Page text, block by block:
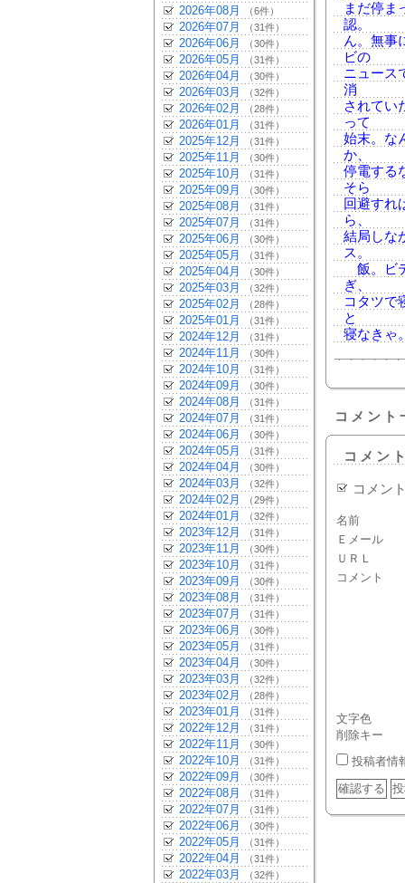
2026年08月 （6件）
2026年07月 （31件）
2026年06月 （30件）
2026年05月 （31件）
2026年04月 （30件）
2026年03月 （32件）
2026年02月 （28件）
2026年01月 （31件）
2025年12月 （31件）
2025年11月 （30件）
2025年10月 （31件）
2025年09月 （30件）
2025年08月 （31件）
2025年07月 （31件）
2025年06月 （30件）
2025年05月 （31件）
2025年04月 （30件）
2025年03月 （32件）
2025年02月 （28件）
2025年01月 （31件）
2024年12月 （31件）
2024年11月 （30件）
2024年10月 （31件）
2024年09月 （30件）
2024年08月 （31件）
2024年07月 （31件）
2024年06月 （30件）
2024年05月 （31件）
2024年04月 （30件）
2024年03月 （32件）
2024年02月 （29件）
2024年01月 （32件）
2023年12月 （31件）
2023年11月 （30件）
2023年10月 （31件）
2023年09月 （30件）
2023年08月 （31件）
2023年07月 （31件）
2023年06月 （30件）
2023年05月 （31件）
2023年04月 （30件）
2023年03月 （32件）
2023年02月 （28件）
2023年01月 （31件）
2022年12月 （31件）
2022年11月 （30件）
2022年10月 （31件）
2022年09月 （30件）
2022年08月 （31件）
2022年07月 （31件）
2022年06月 （30件）
2022年05月 （31件）
2022年04月 （31件）
2022年03月 （32件）
まだ停ま
認。
ん。無事
ビの
ニュース
消
されてい
って
始末。な
か、
停電する
そら
回避すれ
ら、
結局しな
ス。
飯。ビ
ぎ、
コタツで
と
寝なきゃ
コメント
コメン
コメン
名前
Ｅメール
ＵＲＬ
コメント
文字色
削除キー
投稿者情